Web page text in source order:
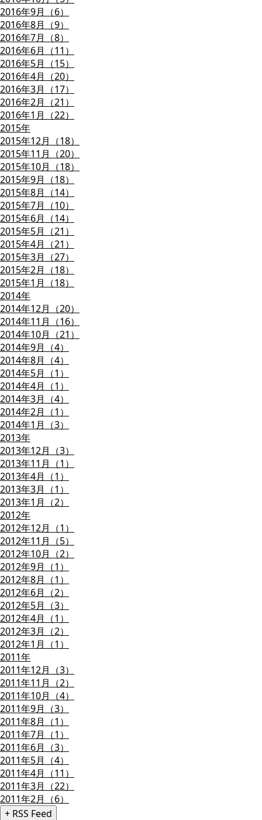
2016年9月（6）
2016年8月（9）
2016年7月（8）
2016年6月（11）
2016年5月（15）
2016年4月（20）
2016年3月（17）
2016年2月（21）
2016年1月（22）
2015年
2015年12月（18）
2015年11月（20）
2015年10月（18）
2015年9月（18）
2015年8月（14）
2015年7月（10）
2015年6月（14）
2015年5月（21）
2015年4月（21）
2015年3月（27）
2015年2月（18）
2015年1月（18）
2014年
2014年12月（20）
2014年11月（16）
2014年10月（21）
2014年9月（4）
2014年8月（4）
2014年5月（1）
2014年4月（1）
2014年3月（4）
2014年2月（1）
2014年1月（3）
2013年
2013年12月（3）
2013年11月（1）
2013年4月（1）
2013年3月（1）
2013年1月（2）
2012年
2012年12月（1）
2012年11月（5）
2012年10月（2）
2012年9月（1）
2012年8月（1）
2012年6月（2）
2012年5月（3）
2012年4月（1）
2012年3月（2）
2012年1月（1）
2011年
2011年12月（3）
2011年11月（2）
2011年10月（4）
2011年9月（3）
2011年8月（1）
2011年7月（1）
2011年6月（3）
2011年5月（4）
2011年4月（11）
2011年3月（22）
2011年2月（6）
+ RSS Feed